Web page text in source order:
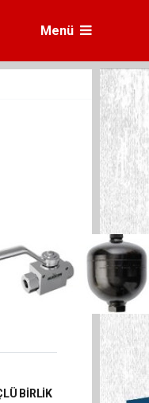
Menü
BİRLİK